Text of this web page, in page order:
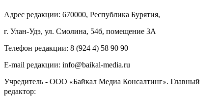
Адрес редакции: 670000, Республика Бурятия,
г. Улан-Удэ, ул. Смолина, 54б, помещение 3А
Телефон редакции: ‎‎8 (924 4) 58 90 90
E-mail редакции: info@baikal-media.ru
Учредитель - ООО «Байкал Медиа Консалтинг». Главный
редактор: